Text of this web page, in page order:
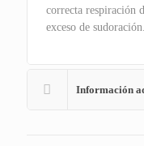
correcta respiración
exceso de sudoración.
Información